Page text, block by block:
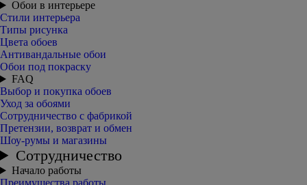
Обои в интерьере
Стили интерьера
Типы рисунка
Цвета обоев
Антивандальные обои
Обои под покраску
FAQ
Выбор и покупка обоев
Уход за обоями
Сотрудничество с фабрикой
Претензии, возврат и обмен
Шоу-румы и магазины
Сотрудничество
Начало работы
Преимущества работы